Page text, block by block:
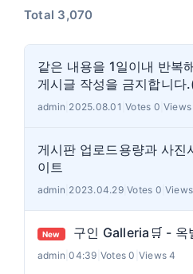
Total 3,070
같은 내용을 1일이내 반복
게시글 작성을 금지합니다
admin 2025.08.01 |Votes 0 |
게시판 업로드용량과 사진
이트
admin 2023.04.29|Votes 0 |
New 구인 Galleria🛒 - 옥
admin |04:39 Votes 0 Views 4